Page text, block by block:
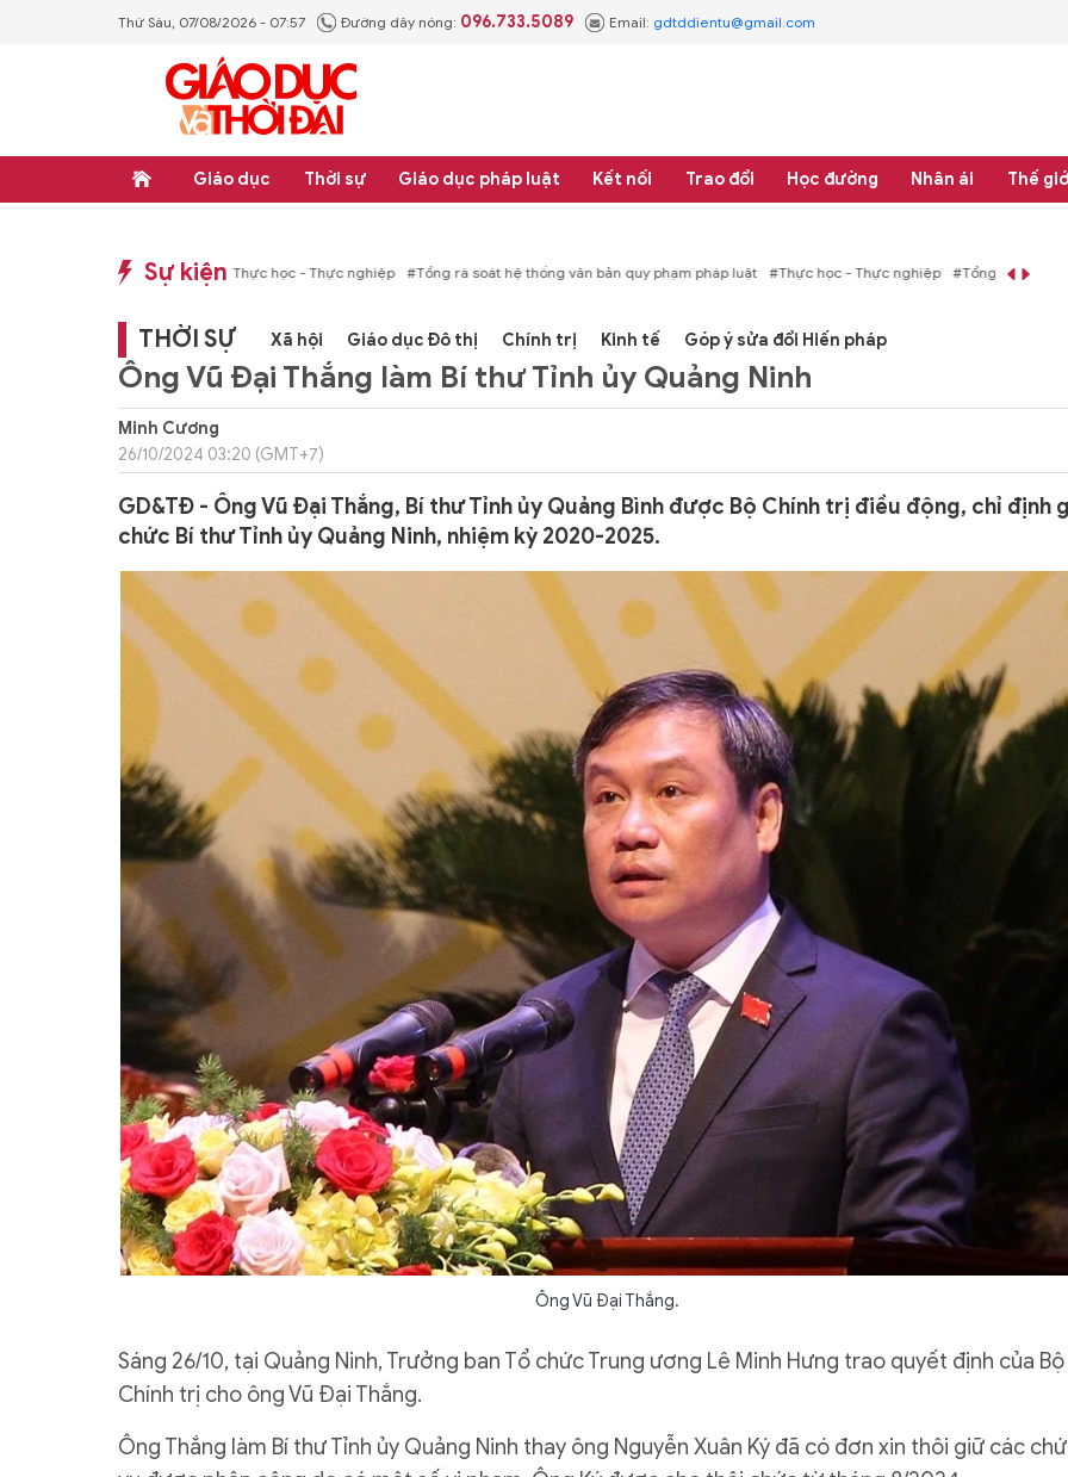
Thứ Sáu, 07/08/2026 - 07:57 Đường dây nóng: 096.733.5089 Email: gdtddientu@gmail.com
Giáo dục Thời sự Giáo dục pháp luật Kết nối Trao đổi Học đường Nhân ái Thế
Sự kiện
#Thực học - Thực nghiệp #Tổng rà soát hệ thống văn bản quy phạm pháp luật #Thực học - Thực nghiệp #Tổng rà soát hệ thống văn bản quy phạm
THỜI SỰ Xã hội Giáo dục Đô thị Chính trị Kinh tế Góp ý sửa đổi Hiến pháp
Ông Vũ Đại Thắng làm Bí thư Tỉnh ủy Quảng Ninh
Minh Cương
26/10/2024 03:20 (GMT+7)
GD&TĐ - Ông Vũ Đại Thắng, Bí thư Tỉnh ủy Quảng Bình được Bộ Chính trị điều động, chỉ định
chức Bí thư Tỉnh ủy Quảng Ninh, nhiệm kỳ 2020-2025.
Ông Vũ Đại Thắng.
Sáng 26/10, tại Quảng Ninh, Trưởng ban Tổ chức Trung ương Lê Minh Hưng trao quyết định của Bộ
Chính trị cho ông Vũ Đại Thắng.
Ông Thắng làm Bí thư Tỉnh ủy Quảng Ninh thay ông Nguyễn Xuân Ký đã có đơn xin thôi giữ các